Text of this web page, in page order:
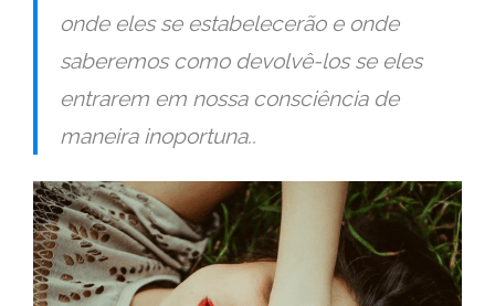
onde eles se estabelecerão e onde
saberemos como devolvê-los se eles
entrarem em nossa consciência de
maneira inoportuna..